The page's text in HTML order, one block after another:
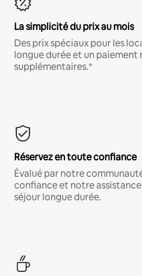
La simplicité du prix au mois
Des prix spéciaux pour les
longue durée et un paiement
supplémentaires.*
Réservez en toute confiance
Évalué par notre
confiance et notre
séjour longue durée.